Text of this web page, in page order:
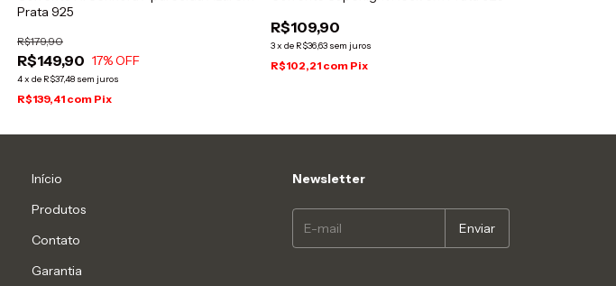
Prata 925
R$149,90
R$179,90
17% OFF
4x de R$37,48 sem juros
R$139,41 com Pix
R$109,90
3x de R$36,63 sem juros
R$102,21 com Pix
Início
Produtos
Contato
Garantia
Newsletter